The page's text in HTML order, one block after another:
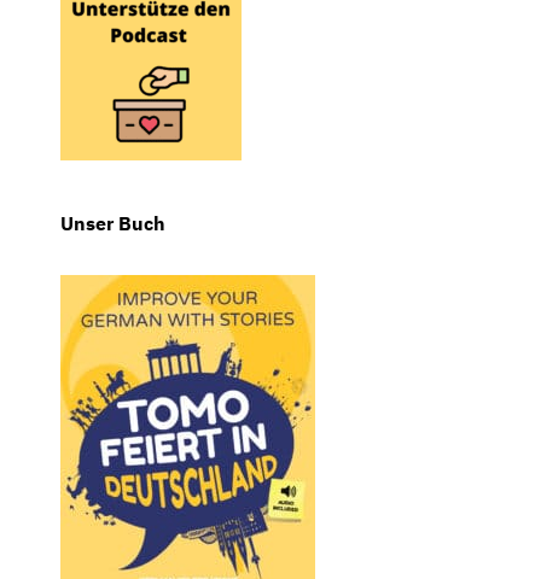
Unser Buch